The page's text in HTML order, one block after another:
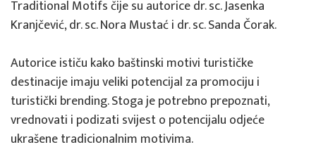
Traditional Motifs čije su autorice dr. sc. Jasenka
Kranjčević, dr. sc. Nora Mustać i dr. sc. Sanda Čorak.
Autorice ističu kako baštinski motivi turističke
destinacije imaju veliki potencijal za promociju i
turistički brending. Stoga je potrebno prepoznati,
vrednovati i podizati svijest o potencijalu odjeće
ukrašene tradicionalnim motivima.